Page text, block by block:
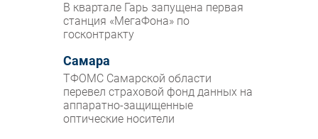
Проекты
IT класс
Тестовый стенд
Каталог компаний
В квартале Гарь запущена первая
станция «МегаФона» по
госконтракту
Самара
ТФОМС Самарской области
перевел страховой фонд данных на
аппаратно-защищенные
оптические носители